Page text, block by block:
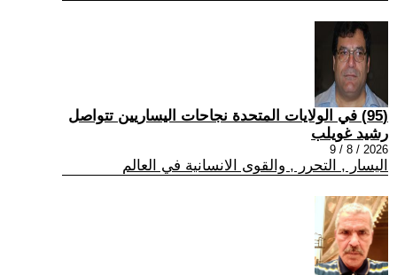
(95) في الولايات المتحدة نجاحات اليساريين تتواصل
رشيد غويلب
2026 / 8 / 9
اليسار , التحرر , والقوى الانسانية في العالم